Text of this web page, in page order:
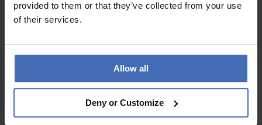
provided to them or that they’ve collected from your use
of their services.
Allow all
Deny or Customize
Schade dass die Datumsanzeige nicht vergössert wird mit
Lupe (ab 45 habe ich langsam Probleme mit dem nahen
AUX AVIS DES CLIENTS